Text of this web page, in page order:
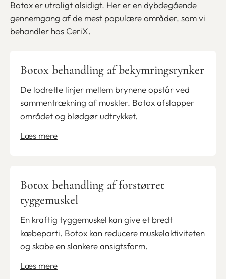
Botox er utroligt alsidigt. Her er en dybdegående
gennemgang af de mest populære områder, som vi
behandler hos CeriX.
Botox behandling af bekymringsrynker
De lodrette linjer mellem brynene opstår ved
sammentrækning af muskler. Botox afslapper
området og blødgør udtrykket.
Læs mere
Botox behandling af forstørret
tyggemuskel
En kraftig tyggemuskel kan give et bredt
kæbeparti. Botox kan reducere muskelaktiviteten
og skabe en slankere ansigtsform.
Læs mere